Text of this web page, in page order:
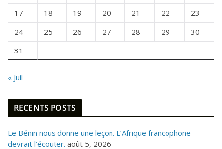
S
17
18 19 20 21 22
23
24
25 26 27 28 29
30
31
« Juil
RECENTS POSTS
Le Bénin nous donne une leçon. L’Afrique francophone
devrait l’écouter. août 5, 2026